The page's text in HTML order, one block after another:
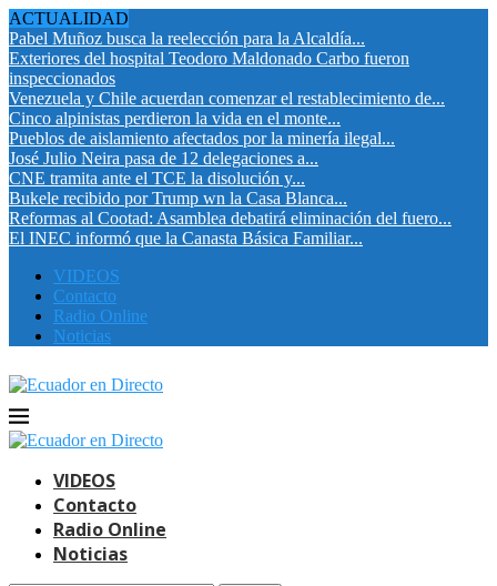
ACTUALIDAD
Pabel Muñoz busca la reelección para la Alcaldía...
Exteriores del hospital Teodoro Maldonado Carbo fueron
inspeccionados
Venezuela y Chile acuerdan comenzar el restablecimiento de...
Cinco alpinistas perdieron la vida en el monte...
Pueblos de aislamiento afectados por la minería ilegal...
José Julio Neira pasa de 12 delegaciones a...
CNE tramita ante el TCE la disolución y...
Bukele recibido por Trump wn la Casa Blanca...
Reformas al Cootad: Asamblea debatirá eliminación del fuero...
El INEC informó que la Canasta Básica Familiar...
VIDEOS
Contacto
Radio Online
Noticias
VIDEOS
Contacto
Radio Online
Noticias